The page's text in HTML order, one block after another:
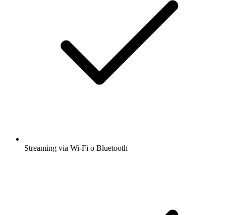
Streaming via Wi-Fi o Bluetooth